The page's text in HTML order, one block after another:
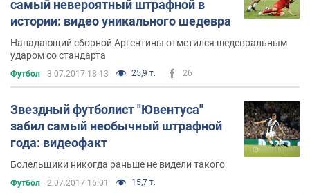
самый невероятный штрафной в
истории: видео уникального шедевра
Нападающий сборной Аргентины отметился шедевральным
ударом со стандарта
Футбол 3.07.2017 18:13 25,9 т. 26
Звездный футболист "Ювентуса"
забил самый необычный штрафной
года: видеофакт
Болельщики никогда раньше не видели такого
Футбол 2.07.2017 16:01 15,7 т.